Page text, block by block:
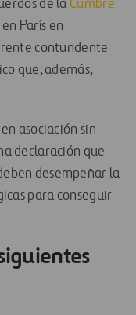
de la Cumbre
París en
contundente
que, además,
asociación sin
declaración que
desempeñar la
para conseguir